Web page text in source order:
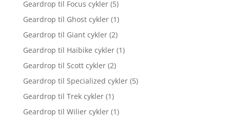
Geardrop til Focus cykler (5)
Geardrop til Ghost cykler (1)
Geardrop til Giant cykler (2)
Geardrop til Haibike cykler (1)
Geardrop til Scott cykler (2)
Geardrop til Specialized cykler (5)
Geardrop til Trek cykler (1)
Geardrop til Wilier cykler (1)